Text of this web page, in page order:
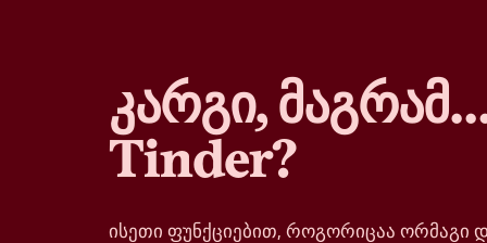
კარგი,
Tinder?
ისეთი ფუნქციებით, როგორიცაა ორმაგი